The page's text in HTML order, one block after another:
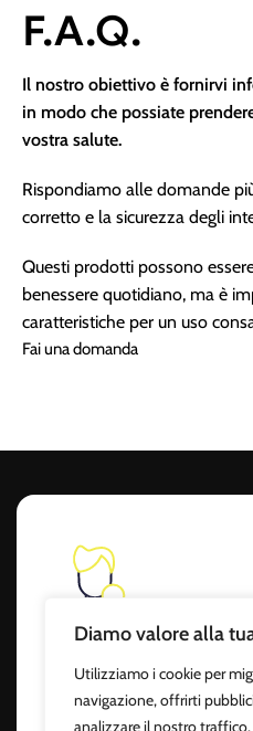
Diamo valore alla
Utilizziamo i cookie per
navigazione, offrirti
analizzare il nostro
F.A.Q.
Il nostro obiettivo è fornirvi
in modo che possiate
vostra salute.
Rispondiamo alle domande
corretto e la sicurezza degli
Questi prodotti possono
benessere quotidiano, ma è
caratteristiche per un uso
Fai una domanda
Hai bisogno
Contatta l'assistenza